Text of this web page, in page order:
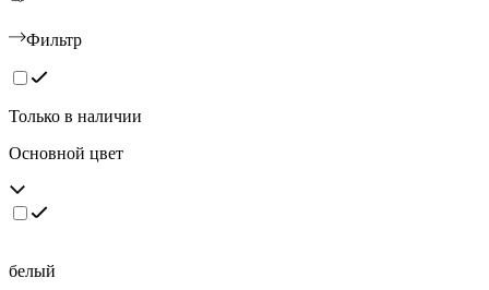
Фильтр
Только в наличии
Основной цвет
белый